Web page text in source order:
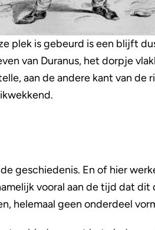
plek is gebeurd is een blijft
van Duranus, het dorpje
aan de andere kant van
geschiedenis. En of hier
vooral aan de tijd dat
helemaal geen onderdeel